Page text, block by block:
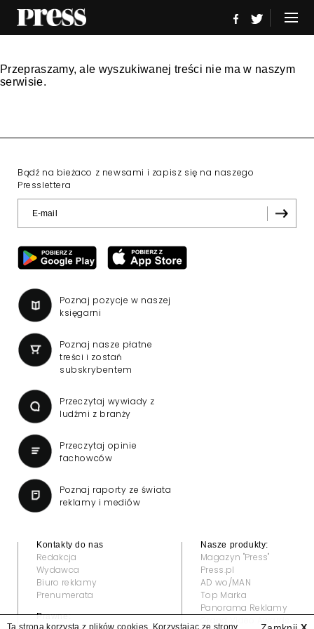
Przepraszamy, ale wyszukiwanej treści nie ma w naszym
serwisie.
Bądź na bieżaco z newsami i zapisz się na naszego
Presslettera
Poznaj pozycje w naszej
księgarni
Poznaj nasze płatne
treści i zostań
subskrybentem
Przeczytaj wywiady z
ludźmi z branży
Przeczytaj opinie
fachowców
Poznaj raporty ze świata
reklamy i mediów
Kontakty do nas
Redakcja
Wydawca
Biuro reklamy
Prenumerata
Prawne:
Nasze produkty:
Magazyn "Press"
Press.pl
AD wo/MAN
Top Marka
Panorama Reklamy
Ta strona korzysta z plików cookies. Korzystając ze strony